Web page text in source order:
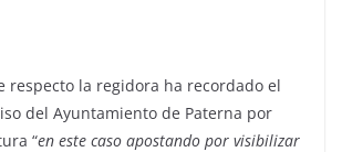
respecto la regidora ha recordado el
del Ayuntamiento de Paterna por
“en este caso apostando por visibilizar